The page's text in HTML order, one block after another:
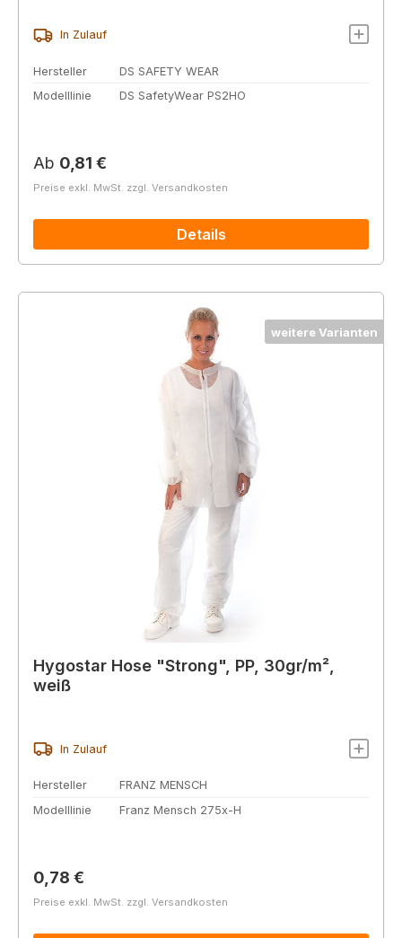
In Zulauf
Hersteller
DS SAFETY WEAR
Modelllinie
DS SafetyWear PS2HO
Regulärer Preis:
Ab 0,81 €
Preise exkl. MwSt. zzgl. Versandkosten
Details
weitere Varianten
Hygostar Hose "Strong", PP, 30gr/m²,
weiß
In Zulauf
Hersteller
FRANZ MENSCH
Modelllinie
Franz Mensch 275x-H
Regulärer Preis:
0,78 €
Preise exkl. MwSt. zzgl. Versandkosten